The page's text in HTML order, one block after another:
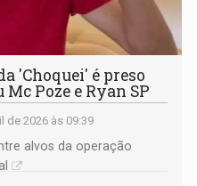
'Choquei' é preso
Poze e Ryan SP
de 2026 às 09:39
alvos da operação